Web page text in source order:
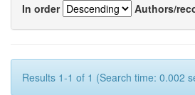
In order
Authors/
Results 1-1 of 1 (Search time: 0.002